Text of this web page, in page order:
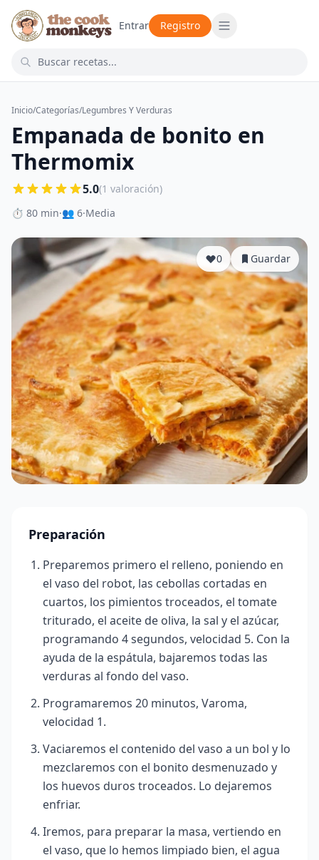
Entrar Registro
Inicio/Categorías/Legumbres Y Verduras
Empanada de bonito en
Thermomix
5.0(1 valoración)
⏱ 80 min·👥 6·Media
0 Guardar
Preparación
Preparemos primero el relleno, poniendo en
el vaso del robot, las cebollas cortadas en
cuartos, los pimientos troceados, el tomate
triturado, el aceite de oliva, la sal y el azúcar,
programando 4 segundos, velocidad 5. Con la
ayuda de la espátula, bajaremos todas las
verduras al fondo del vaso.
Programaremos 20 minutos, Varoma,
velocidad 1.
Vaciaremos el contenido del vaso a un bol y lo
mezclaremos con el bonito desmenuzado y
los huevos duros troceados. Lo dejaremos
enfriar.
Iremos, para preparar la masa, vertiendo en
el vaso, que lo hemos limpiado bien, el agua